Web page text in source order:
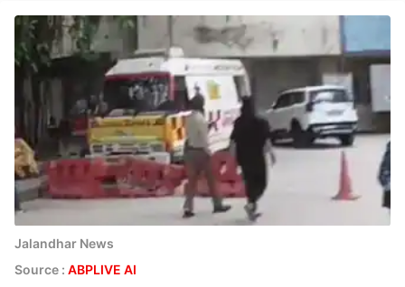
Jalandhar News
Source : ABPLIVE AI